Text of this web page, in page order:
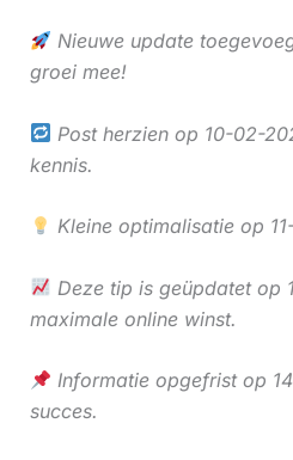
Nieuwe update
groei mee!
Post herzien op 10-02-
kennis.
Kleine optimalisatie op
Deze tip is geüpdatet op
maximale online winst.
Informatie opgefrist op
succes.